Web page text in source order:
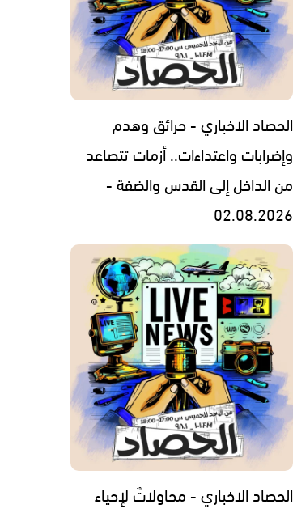
الحصاد الاخباري - حرائق وهدم
وإضرابات واعتداءات.. أزمات تتصاعد
من الداخل إلى القدس والضفة -
02.08.2026
الحصاد الاخباري - محاولاتٌ لإحياء